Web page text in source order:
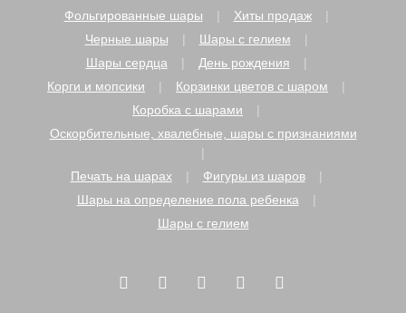
Фольгированные шары
Хиты продаж
Черные шары
Шары с гелием
Шары сердца
День рождения
Корги и мопсики
Корзинки цветов с шаром
Коробка с шарами
Оскорбительные, хвалебные, шары с признаниями
Печать на шарах
Фигуры из шаров
Шары на определение пола ребенка
Шары с гелием